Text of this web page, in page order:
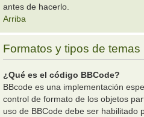
antes de hacerlo.
Arriba
Formatos y tipos de temas
¿Qué es el código BBCode?
BBcode es una implementación
control de formato de los objetos
uso de BBCode debe ser habilitado